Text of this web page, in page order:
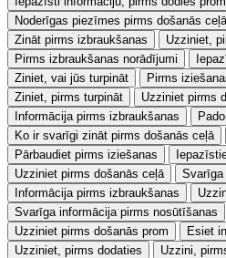
Noderīgas piezīmes pirms došanās ceļā
Zināt pirms izbraukšanas
Uzziniet,
Pirms izbraukšanas norādījumi
Ziniet, vai jūs turpināt
Pirms
Ziniet, pirms turpināt
Uzziniet pirms
Informācija pirms izbraukšanas
Ko ir svarīgi zināt pirms došanās ceļā
Pārbaudiet pirms iziešanas
Uzziniet pirms došanās ceļā
Svarīga
Informācija pirms izbraukšanas
Svarīga informācija pirms nosūtīšanas
Uzziniet pirms došanās prom
Esiet
Uzziniet, pirms dodaties
Uzzini,